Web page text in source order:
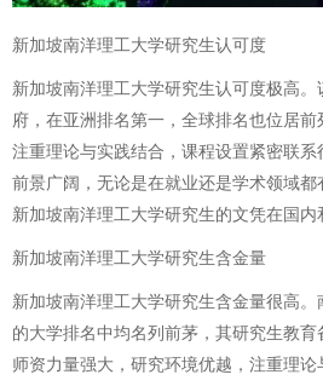
新加坡南洋理工大学研究生认可度
新加坡南洋理工大学研究生认可度极高
府，在亚洲排名第一，全球排名也位居前
注重理论与实践结合，课程设置紧密联
前景广阔，无论是在就业还是学术领域都
新加坡南洋理工大学研究生的文凭在国内
新加坡南洋理工大学研究生含金量
新加坡南洋理工大学研究生含金量很高
的大学排名中均名列前茅，其研究生教育
师资力量强大，研究环境优越，注重理